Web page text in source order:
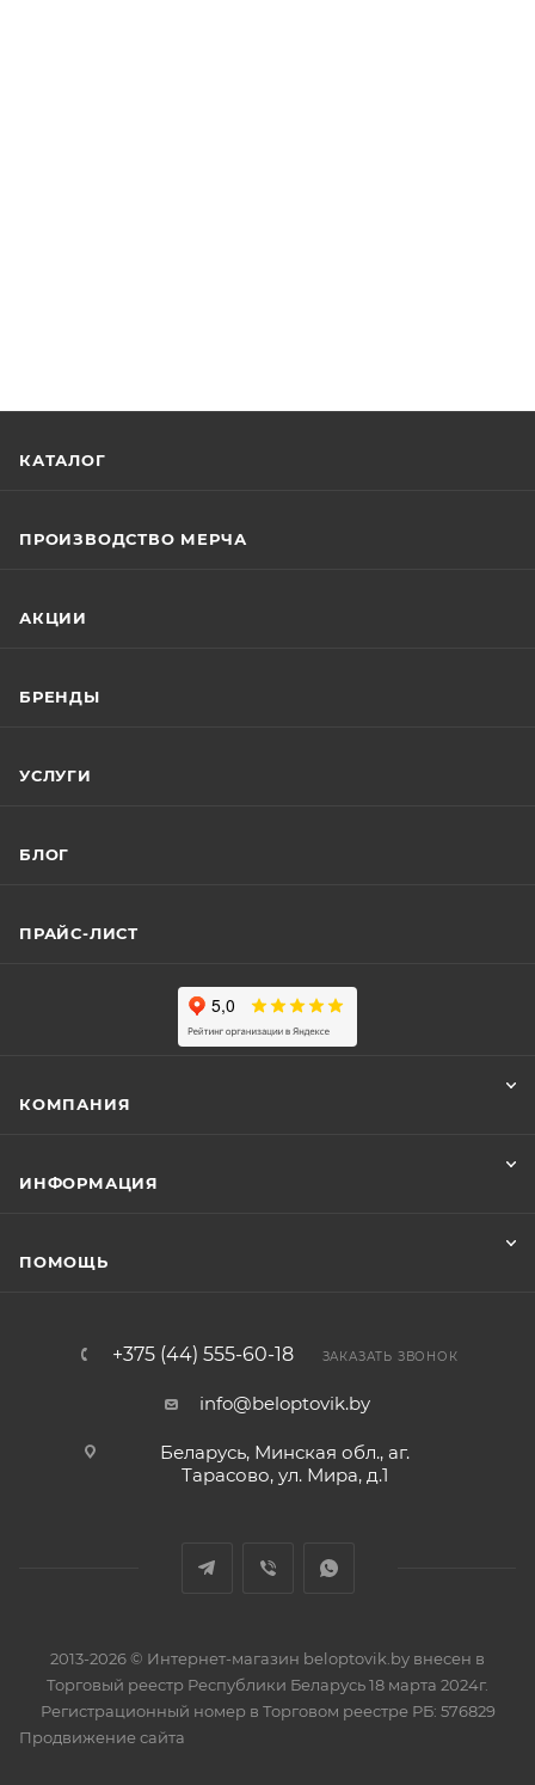
КАТАЛОГ
ПРОИЗВОДСТВО МЕРЧА
АКЦИИ
БРЕНДЫ
УСЛУГИ
БЛОГ
ПРАЙС-ЛИСТ
КОМПАНИЯ
ИНФОРМАЦИЯ
ПОМОЩЬ
+375 (44) 555-60-18 ЗАКАЗАТЬ ЗВОНОК
info@beloptovik.by
Беларусь, Минская обл., аг.
Тарасово, ул. Мира, д.1
2013-2026 © Интернет-магазин beloptovik.by внесен в
Торговый реестр Республики Беларусь 18 марта 2024г.
Регистрационный номер в Торговом реестре РБ: 576829
Продвижение сайта